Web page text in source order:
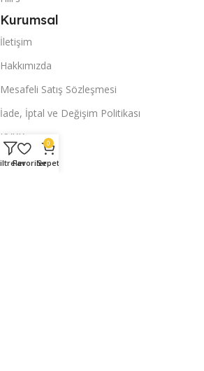
Kurumsal
İletişim
Hakkımızda
Mesafeli Satış Sözleşmesi
İade, İptal ve Değişim Politikası
KVKK
Hesabım
Favoriler
0
Sepet